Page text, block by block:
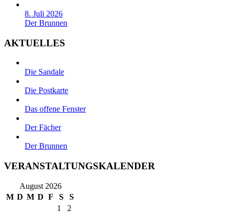
8. Juli 2026
Der Brunnen
AKTUELLES
Die Sandale
Die Postkarte
Das offene Fenster
Der Fächer
Der Brunnen
VERANSTALTUNGSKALENDER
August 2026
M D M D F S S
1
2